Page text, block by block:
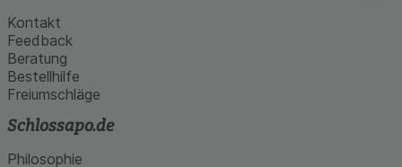
Kontakt
Feedback
Beratung
Bestellhilfe
Freiumschläge
Schlossapo.de
Philosophie